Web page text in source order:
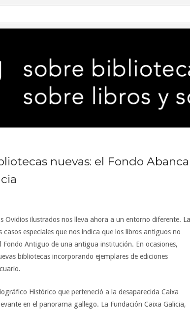
nuevas: el Fondo Abanca
Ovidios ilustrados nos lleva ahora a un entorno diferente. La
especiales que nos indica que los libros antiguos no
Fondo Antiguo de una antigua institución. En ocasiones,
bibliotecas incorporando ejemplares de ediciones
Histórico que perteneció a la desaparecida Caixa
en el panorama gallego. La Fundación Caixa Galicia,